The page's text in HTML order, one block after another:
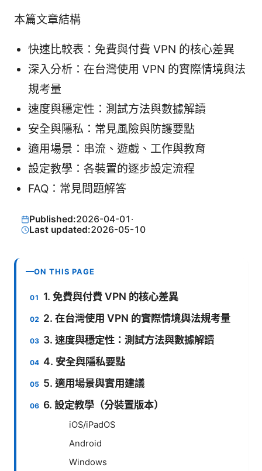
本篇文章結構
快速比較表：免費與付費 VPN 的核心差異
深入分析：在台灣使用 VPN 的實際情境與法
規考量
速度與穩定性：測試方法與數據解讀
安全與隱私：常見風險與防護要點
適用場景：串流、遊戲、工作與教育
設定教學：各裝置的逐步設定流程
FAQ：常見問題解答
Published:2026-04-01 ·
Last updated:2026-05-10
ON THIS PAGE
1. 免費與付費 VPN 的核心差異
2. 在台灣使用 VPN 的實際情境與法規考量
3. 速度與穩定性：測試方法與數據解讀
4. 安全與隱私要點
5. 適用場景與實用建議
6. 設定教學（分裝置版本）
iOS/iPadOS
Android
Windows